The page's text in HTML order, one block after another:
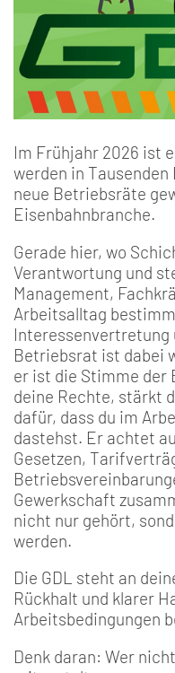
Im Frühjahr 2026 ist
werden in Tausenden
neue Betriebsräte
Eisenbahnbranche.
Gerade hier, wo
Verantwortung und
Management,
Arbeitsalltag
Betriebsrat ist dabei
er ist die Stimme
deine Rechte, stärkt
dafür, dass du im
dastehst. Er achtet
Gesetzen,
Gewerkschaft
nicht nur gehört,
werden.
Die GDL steht an
Rückhalt und klarer
Arbeitsbedingungen
Denk daran: Wer